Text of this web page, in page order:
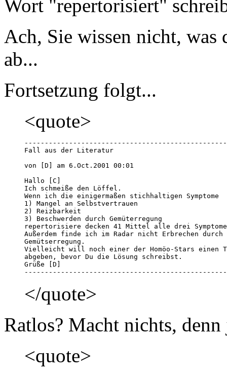
Wort "repertorisiert"
Ach, Sie wissen nicht, was
ab...
Fortsetzung folgt...
<quote>
Fall aus der Literatur
von [D] am 6.Oct.2001 00:01
Hallo [C]
Ich schmeiße den Löffel.
Wenn ich die einigermaßen stichhaltigen Symptome
1) Mangel an Selbstvertrauen
2) Reizbarkeit
3) Beschwerden durch Gemüterregung
repertorisiere decken 41 Mittel alle drei
Außerdem finde ich im Radar nicht Erbrechen durch
Gemütserregung.
Vielleicht will noch einer der Homöo-Stars einen
abgeben, bevor Du die Lösung schreibst.
Grüße [D]
</quote>
Ratlos? Macht nichts,
<quote>